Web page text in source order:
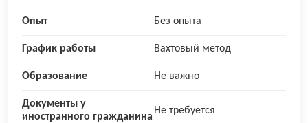
Опыт Без опыта
График работы Вахтовый метод
Образование Не важно
Документы у
иностранного гражданина
Не требуется